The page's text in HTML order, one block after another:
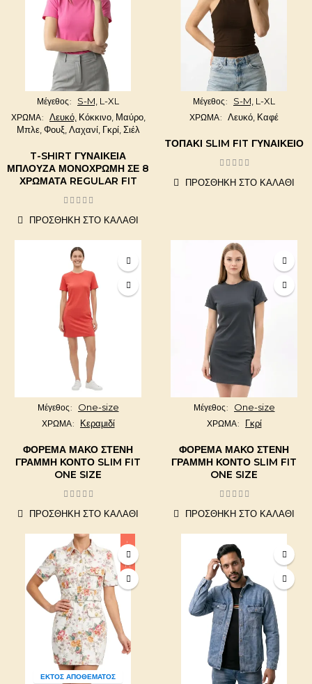
Μέγεθος S-M, L-XL
ΧΡΩΜΑ Λευκό, Κόκκινο, Μαύρο,
Μπλε, Φουξ, Λαχανί, Γκρί, Σιέλ
T-SHIRT ΓΥΝΑΙΚΕΊΑ
ΜΠΛΟΎΖΑ ΜΟΝΌΧΡΩΜΗ ΣΕ 8
ΧΡΏΜΑΤΑ REGULAR FIT
ΠΡΟΣΘΉΚΗ ΣΤΟ ΚΑΛΆΘΙ
Μέγεθος S-M, L-XL
ΧΡΩΜΑ Λευκό, Καφέ
ΤΟΠΆΚΙ SLIM FIT ΓΥΝΑΙΚΕΊΟ
ΠΡΟΣΘΉΚΗ ΣΤΟ ΚΑΛΆΘΙ
Μέγεθος One-size
ΧΡΩΜΑ Κεραμιδί
ΦΌΡΕΜΑ ΜΑΚΌ ΣΤΕΝΉ
ΓΡΑΜΜΉ ΚΟΝΤΌ SLIM FIT
ONE SIZE
ΠΡΟΣΘΉΚΗ ΣΤΟ ΚΑΛΆΘΙ
Μέγεθος One-size
ΧΡΩΜΑ Γκρί
ΦΌΡΕΜΑ ΜΑΚΌ ΣΤΕΝΉ
ΓΡΑΜΜΉ ΚΟΝΤΌ SLIM FIT
ONE SIZE
ΠΡΟΣΘΉΚΗ ΣΤΟ ΚΑΛΆΘΙ
ΕΚΤΌΣ ΑΠΟΘΈΜΑΤΟΣ
-10,00 €